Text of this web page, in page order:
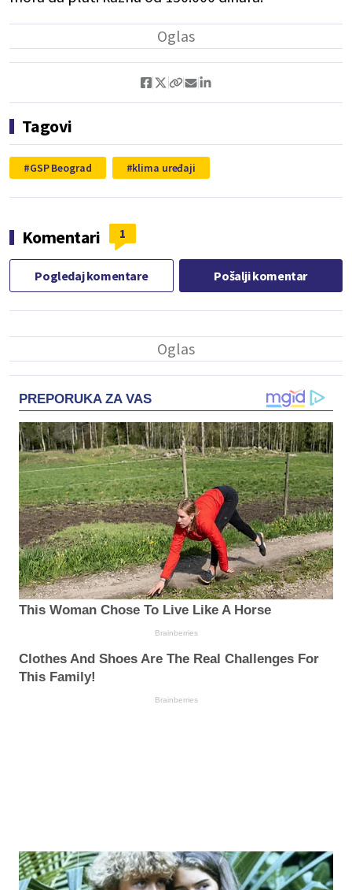
Tagovi
GSP Beograd klima uređaji
Komentari 1
Pogledaj komentare Pošalji komentar
PREPORUKA ZA VAS
This Woman Chose To Live Like A Horse
Brainberries
Clothes And Shoes Are The Real Challenges For
This Family!
Brainberries